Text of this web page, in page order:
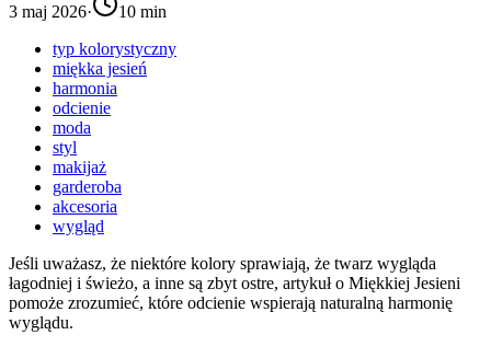
3 maj 2026·
10 min
typ kolorystyczny
miękka jesień
harmonia
odcienie
moda
styl
makijaż
garderoba
akcesoria
wygląd
Jeśli uważasz, że niektóre kolory sprawiają, że twarz wygląda
łagodniej i świeżo, a inne są zbyt ostre, artykuł o Miękkiej Jesieni
pomoże zrozumieć, które odcienie wspierają naturalną harmonię
wyglądu.